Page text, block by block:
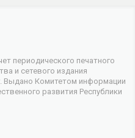
периодического печатного
и сетевого издания
Выдано Комитетом информации
развития Республики